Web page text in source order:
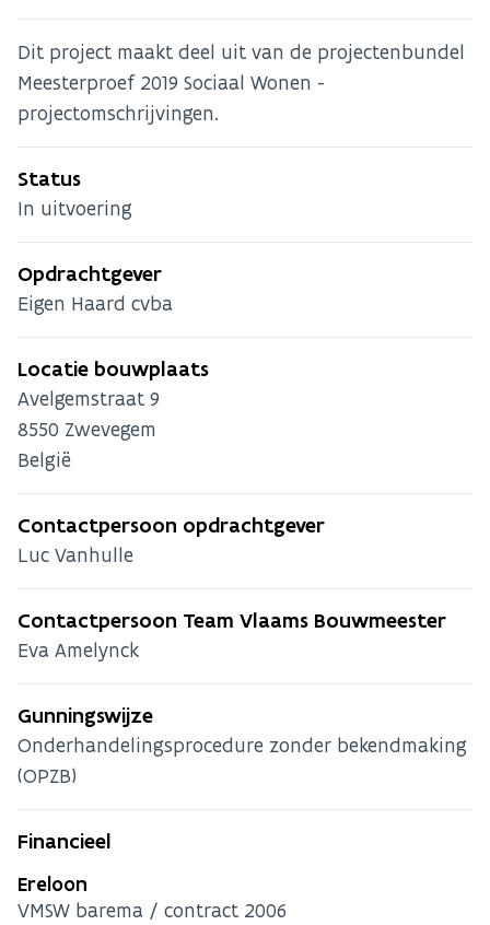
Dit project maakt deel uit van de projectenbundel
Meesterproef 2019 Sociaal Wonen -
projectomschrijvingen.
Status
In uitvoering
Opdrachtgever
Eigen Haard cvba
Locatie bouwplaats
Avelgemstraat 9
8550 Zwevegem
België
Contactpersoon opdrachtgever
Luc Vanhulle
Contactpersoon Team Vlaams Bouwmeester
Eva Amelynck
Gunningswijze
Onderhandelingsprocedure zonder bekendmaking
(OPZB)
Financieel
Ereloon
VMSW barema / contract 2006